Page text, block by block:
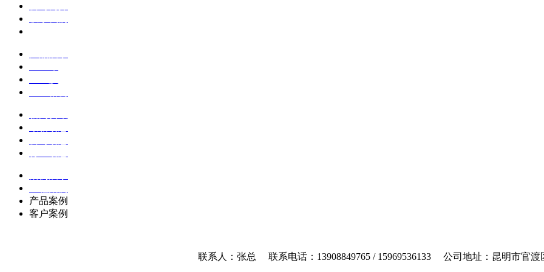
产品案例
客户案例
联系人：张总 联系电话：13908849765 / 15969536133 公司地址：昆明市官渡